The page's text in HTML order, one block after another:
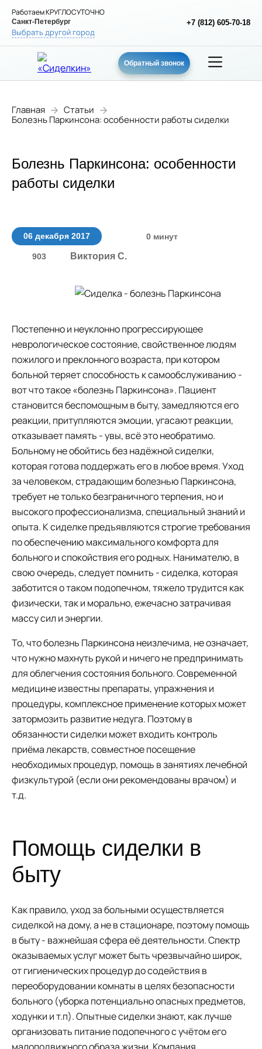
Работаем КРУГЛОСУТОЧНО
Санкт-Петербург
Выбрать другой город
+7 (812) 605-70-18
Обратный звонок
Главная
Статьи
Болезнь Паркинсона: особенности работы сиделки
Болезнь Паркинсона: особенности
работы сиделки
06 декабря 2017 0 минут
903 Виктория С.
Постепенно и неуклонно прогрессирующее
неврологическое состояние, свойственное людям
пожилого и преклонного возраста, при котором
больной теряет способность к самообслуживанию -
вот что такое «болезнь Паркинсона». Пациент
становится беспомощным в быту, замедляются его
реакции, притупляются эмоции, угасают реакции,
отказывает память - увы, всё это необратимо.
Больному не обойтись без надёжной сиделки,
которая готова поддержать его в любое время. Уход
за человеком, страдающим болезнью Паркинсона,
требует не только безграничного терпения, но и
высокого профессионализма, специальный знаний и
опыта. К сиделке предъявляются строгие требования
по обеспечению максимального комфорта для
больного и спокойствия его родных. Нанимателю, в
свою очередь, следует помнить - сиделка, которая
заботится о таком подопечном, тяжело трудится как
физически, так и морально, ежечасно затрачивая
массу сил и энергии.
То, что болезнь Паркинсона неизлечима, не означает,
что нужно махнуть рукой и ничего не предпринимать
для облегчения состояния больного. Современной
медицине известны препараты, упражнения и
процедуры, комплексное применение которых может
затормозить развитие недуга. Поэтому в
обязанности сиделки может входить контроль
приёма лекарств, совместное посещение
необходимых процедур, помощь в занятиях лечебной
физкультурой (если они рекомендованы врачом) и
т.д.
Помощь сиделки в
быту
Как правило, уход за больными осуществляется
сиделкой на дому, а не в стационаре, поэтому помощь
в быту - важнейшая сфера её деятельности. Спектр
оказываемых услуг может быть чрезвычайно широк,
от гигиенических процедур до содействия в
переоборудовании комнаты в целях безопасности
больного (уборка потенциально опасных предметов,
ходунки и т.п). Опытные сиделки знают, как лучше
организовать питание подопечного с учётом его